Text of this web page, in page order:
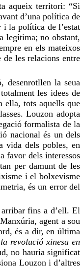
aqueix territori: “Si
d’una política de
i la política de l’estat
legítima; no obstant,
en els mateixos
les relacions entre
desenrotllen la seua
les idees de
ella, tots aquells que
Louzon adopta
formalista de la
nacional és un dels
vida dels pobles, en
favor dels interessos
per damunt de les
i el bolxevisme
és un error del
fins a d’ell. El
agent a sou
és a dir, en última
revolució xinesa en
no hauria significat
Louzon i d’altres